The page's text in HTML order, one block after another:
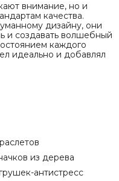
внимание, но и
качества.
дизайну, они
и создавать волшебный
каждого
идеально и добавлял
из дерева
антистресс